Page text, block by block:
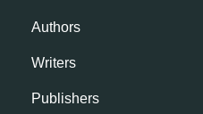
Authors
Writers
Publishers